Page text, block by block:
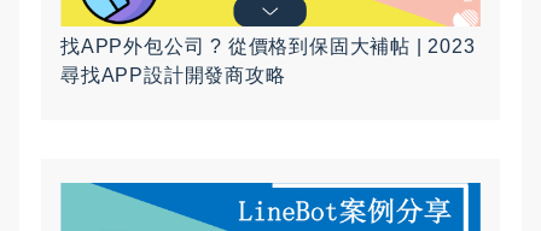
找APP外包公司 ? 從價格到保固大補帖 | 2023
尋找APP設計開發商攻略